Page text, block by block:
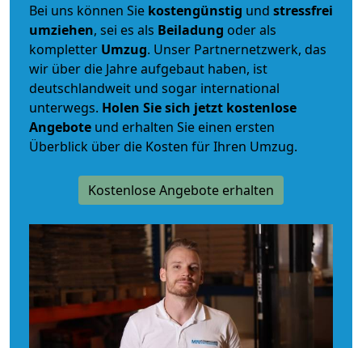
Bei uns können Sie kostengünstig und stressfrei
umziehen, sei es als Beiladung oder als
kompletter Umzug. Unser Partnernetzwerk, das
wir über die Jahre aufgebaut haben, ist
deutschlandweit und sogar international
unterwegs. Holen Sie sich jetzt kostenlose
Angebote und erhalten Sie einen ersten
Überblick über die Kosten für Ihren Umzug.
Kostenlose Angebote erhalten